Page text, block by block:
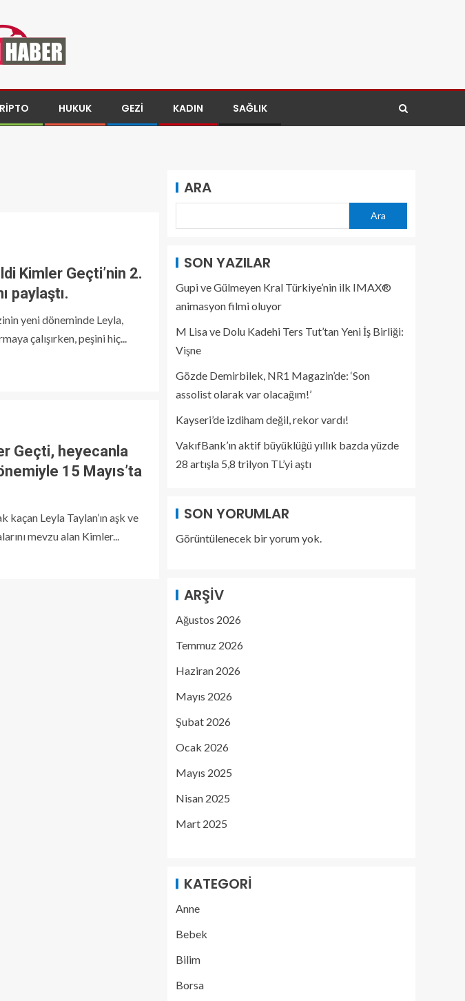
HUKUK GEZI KADIN SAĞLIK
Kimler Geçti’nin 2.
paylaştı.
yeni döneminde Leyla,
çalışırken, peşini hiç...
Geçti, heyecanla
15 Mayıs’ta
kaçan Leyla Taylan’ın aşk ve
mevzu alan Kimler...
ARA
Ara
SON YAZILAR
Gupi ve Gülmeyen Kral Türkiye’nin ilk IMAX®
animasyon filmi oluyor
M Lisa ve Dolu Kadehi Ters Tut’tan Yeni İş Birliği:
Vişne
Gözde Demirbilek, NR1 Magazin’de: ‘Son
assolist olarak var olacağım!’
Kayseri’de izdiham değil, rekor vardı!
VakıfBank’ın aktif büyüklüğü yıllık bazda yüzde
28 artışla 5,8 trilyon TL’yi aştı
SON YORUMLAR
Görüntülenecek bir yorum yok.
ARŞIV
Ağustos 2026
Temmuz 2026
Haziran 2026
Mayıs 2026
Şubat 2026
Ocak 2026
Mayıs 2025
Nisan 2025
Mart 2025
KATEGORI
Anne
Bebek
Bilim
Borsa